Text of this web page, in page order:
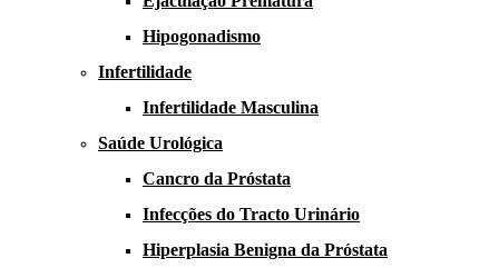
Hipogonadismo
Infertilidade
Infertilidade Masculina
Saúde Urológica
Cancro da Próstata
Infecções do Tracto Urinário
Hiperplasia Benigna da Próstata